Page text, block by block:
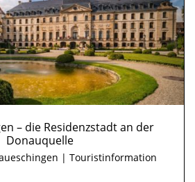
– die Residenzstadt an der
Donauquelle
| Touristinformation